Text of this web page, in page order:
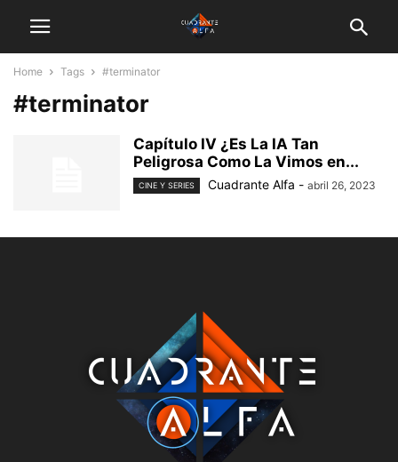
Home Tags #terminator
#terminator
Capítulo IV ¿Es La IA Tan
Peligrosa Como La Vimos en...
CINE Y SERIES Cuadrante Alfa - abril 26, 2023